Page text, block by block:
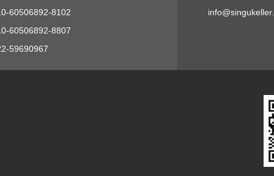
60506892-8102
60506892-8807
59690967